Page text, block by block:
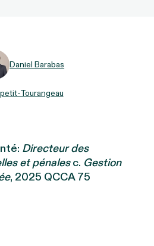
Daniel Barabas
Tourangeau
Directeur des
et pénalesc. Gestion
, 2025 QCCA 75